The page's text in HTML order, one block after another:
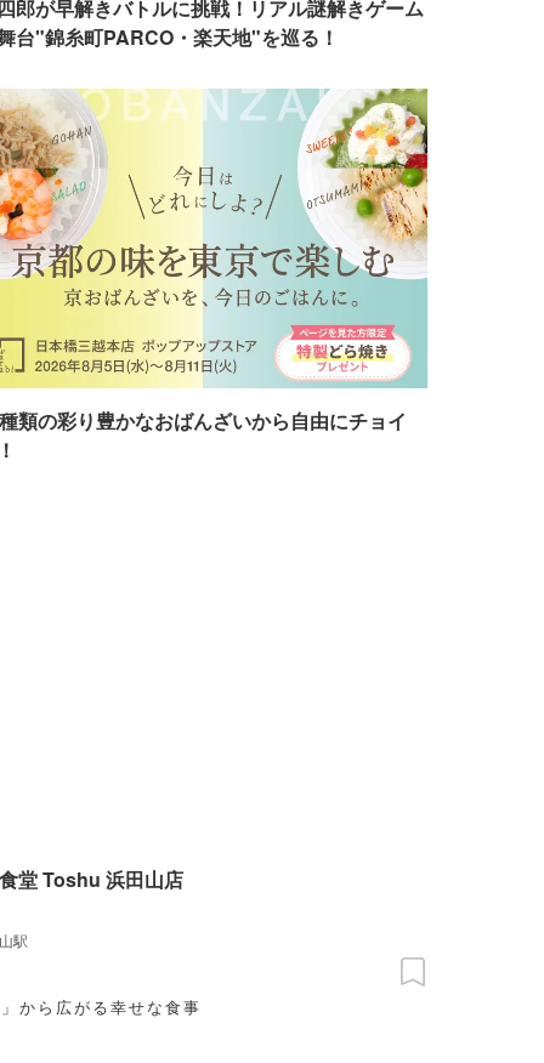
郎が早解きバトルに挑戦！リアル謎解きゲーム
台"錦糸町PARCO・楽天地"を巡る！
類の彩り豊かなおばんざいから自由にチョイ
堂 Toshu 浜田山店
から広がる幸せな食事
駅